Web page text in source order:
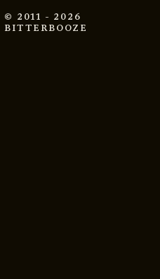
© 2011 - 2026
BITTERBOOZE